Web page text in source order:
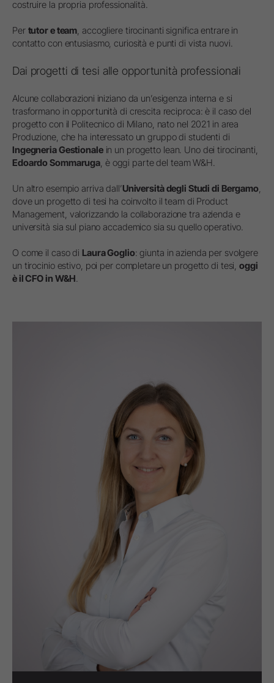
costruire la propria professionalità.
Per tutor e team, accogliere tirocinanti significa entrare in
contatto con entusiasmo, curiosità e punti di vista nuovi.
Dai progetti di tesi alle opportunità professionali
Alcune collaborazioni iniziano da un’esigenza interna e si
trasformano in opportunità di crescita reciproca: è il caso del
progetto con il Politecnico di Milano, nato nel 2021 in area
Produzione, che ha interessato un gruppo di studenti di
Ingegneria Gestionalein un progetto lean. Uno dei tirocinanti,
Edoardo Sommaruga, è oggi parte del team W&H.
Un altro esempio arriva dall’Università degli Studi di Bergamo,
dove un progetto di tesi ha coinvolto il team di Product
Management, valorizzando la collaborazione tra azienda e
università sia sul piano accademico sia su quello operativo.
O come il caso di Laura Goglio: giunta in azienda per svolgere
un tirocinio estivo, poi per completare un progetto di tesi,oggi
è il CFO in W&H.